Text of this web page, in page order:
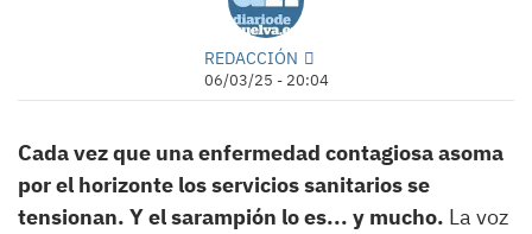
REDACCIÓN
06/03/25 - 20:04
Cada vez que una enfermedad contagiosa asoma
por el horizonte los servicios sanitarios se
tensionan. Y el sarampión lo es... y mucho. La voz